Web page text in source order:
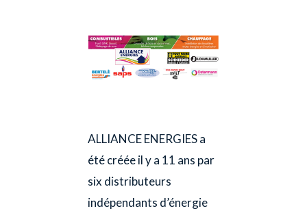
ALLIANCE ENERGIES a
été créée il y a 11 ans par
six distributeurs
indépendants d’énergie